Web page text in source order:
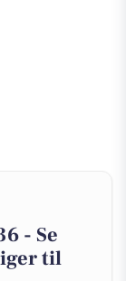
- Se
til